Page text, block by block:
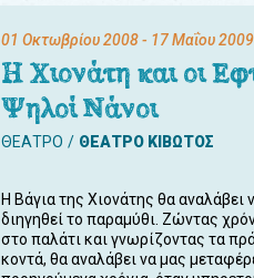
01 Οκτωβρίου 2008- 17 Μαΐου 2009
Η Χιονάτη και οι
Ψηλοί Νάνοι
ΘΕΑΤΡΟ ΘΕΑΤΡΟ ΚΙΒΩΤΟΣ
Η Βάγια της Χιονάτης θα αναλάβει
διηγηθεί το παραμύθι. Ζώντας
στο παλάτι και γνωρίζοντας τα
κοντά, θα αναλάβει να μας